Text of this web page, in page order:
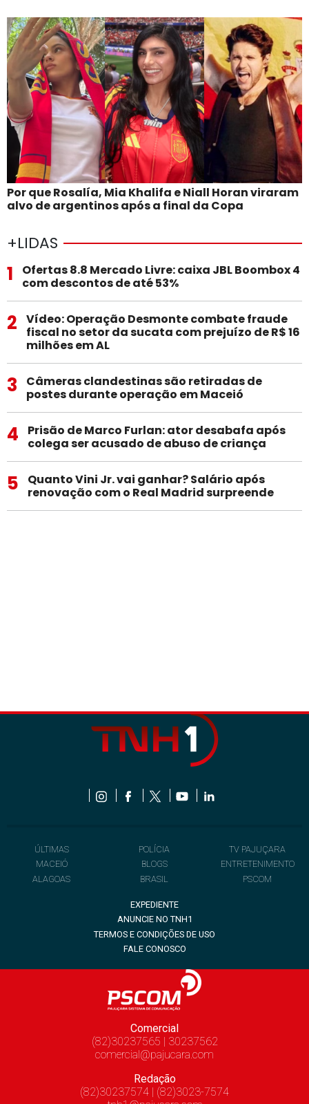
Por que Rosalía, Mia Khalifa e Niall Horan viraram
alvo de argentinos após a final da Copa
+LIDAS
1
Ofertas 8.8 Mercado Livre: caixa JBL Boombox 4
com descontos de até 53%
2
Vídeo: Operação Desmonte combate fraude
fiscal no setor da sucata com prejuízo de R$ 16
milhões em AL
3
Câmeras clandestinas são retiradas de
postes durante operação em Maceió
4
Prisão de Marco Furlan: ator desabafa após
colega ser acusado de abuso de criança
5
Quanto Vini Jr. vai ganhar? Salário após
renovação com o Real Madrid surpreende
ÚLTIMAS
MACEIÓ
ALAGOAS
POLÍCIA
BLOGS
BRASIL
TV PAJUÇARA
ENTRETENIMENTO
PSCOM
EXPEDIENTE
ANUNCIE NO TNH1
TERMOS E CONDIÇÕES DE USO
FALE CONOSCO
Comercial
(82)30237565 | 30237562
comercial@pajucara.com
Redação
(82)30237574 | (82)3023-7574